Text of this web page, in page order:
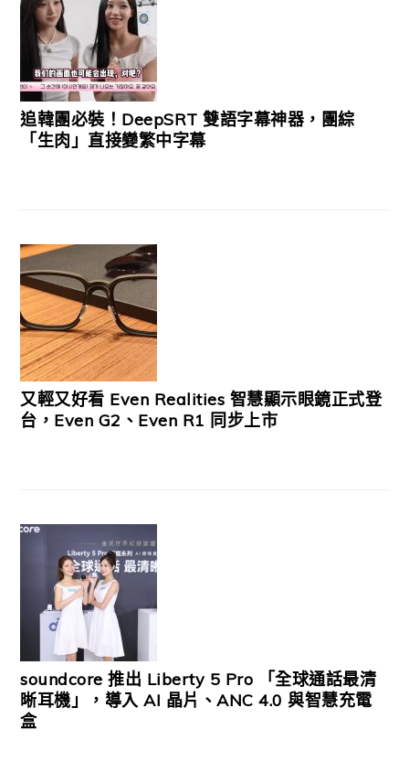
追韓團必裝！DeepSRT 雙語字幕神器，團綜
「生肉」直接變繁中字幕
又輕又好看 Even Realities 智慧顯示眼鏡正式登
台，Even G2、Even R1 同步上市
soundcore 推出 Liberty 5 Pro 「全球通話最清
晰耳機」，導入 AI 晶片、ANC 4.0 與智慧充電
盒